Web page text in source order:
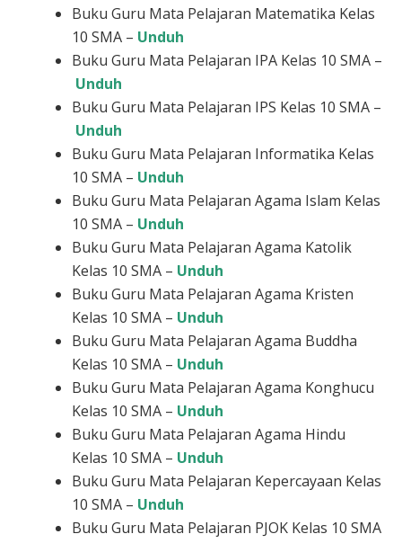
Buku Guru Mata Pelajaran Matematika Kelas
10 SMA – Unduh
Buku Guru Mata Pelajaran IPA Kelas 10 SMA –
Unduh
Buku Guru Mata Pelajaran IPS Kelas 10 SMA –
Unduh
Buku Guru Mata Pelajaran Informatika Kelas
10 SMA – Unduh
Buku Guru Mata Pelajaran Agama Islam Kelas
10 SMA – Unduh
Buku Guru Mata Pelajaran Agama Katolik
Kelas 10 SMA – Unduh
Buku Guru Mata Pelajaran Agama Kristen
Kelas 10 SMA – Unduh
Buku Guru Mata Pelajaran Agama Buddha
Kelas 10 SMA – Unduh
Buku Guru Mata Pelajaran Agama Konghucu
Kelas 10 SMA – Unduh
Buku Guru Mata Pelajaran Agama Hindu
Kelas 10 SMA – Unduh
Buku Guru Mata Pelajaran Kepercayaan Kelas
10 SMA – Unduh
Buku Guru Mata Pelajaran PJOK Kelas 10 SMA